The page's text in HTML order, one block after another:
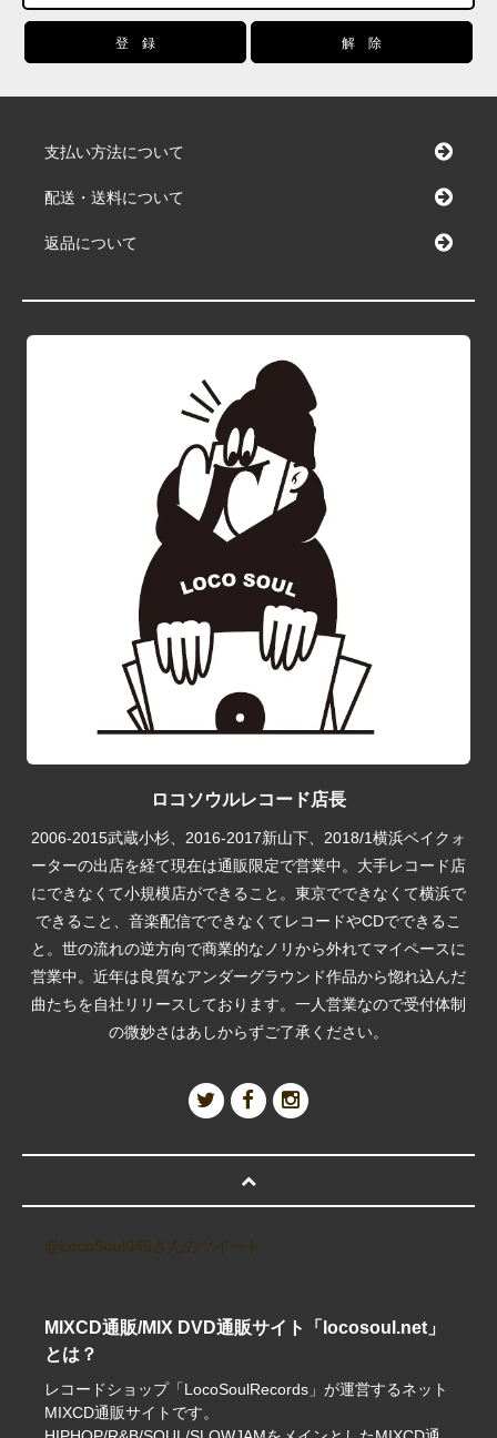
支払い方法について
配送・送料について
返品について
ロコソウルレコード店長
2006-2015武蔵小杉、2016-2017新山下、2018/1横浜ベイクォ
ーターの出店を経て現在は通販限定で営業中。大手レコード店
にできなくて小規模店ができること。東京でできなくて横浜で
できること、音楽配信でできなくてレコードやCDでできるこ
と。世の流れの逆方向で商業的なノリから外れてマイペースに
営業中。近年は良質なアンダーグラウンド作品から惚れ込んだ
曲たちを自社リリースしております。一人営業なので受付体制
の微妙さはあしからずご了承ください。
@LocoSoul045さんのツイート
MIXCD通販/MIX DVD通販サイト「locosoul.net」
とは？
レコードショップ「LocoSoulRecords」が運営するネット
MIXCD通販サイトです。